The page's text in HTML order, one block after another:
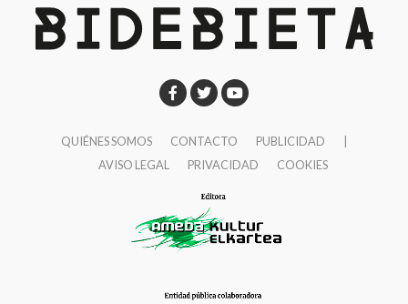
QUIÉNES SOMOS CONTACTO PUBLICIDAD
AVISO LEGAL
PRIVACIDAD COOKIES